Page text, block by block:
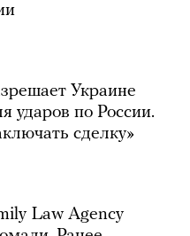
Украине
ударов по России.
сделку»
Law Agency